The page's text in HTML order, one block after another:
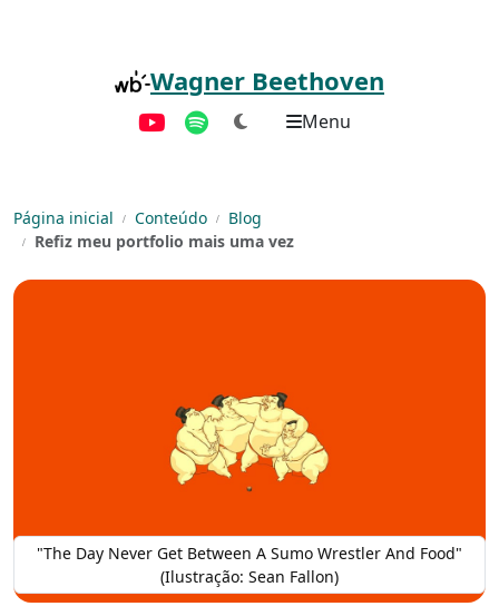
Wagner Beethoven
YouTubeSpotify Menu
Página inicial Conteúdo
Blog
Refiz meu portfolio mais uma vez
"The Day Never Get Between A Sumo Wrestler And Food"
(Ilustração: Sean Fallon)